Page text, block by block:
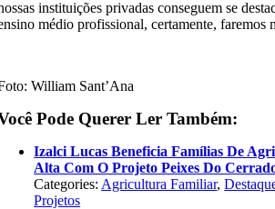
instituições privadas conseguem se
médio profissional, certamente, faremos
William Sant’Ana
Pode Querer Ler Também:
Izalci Lucas Beneficia Famílias De
Alta Com O Projeto Peixes Do
Categories: Agricultura Familiar,
Projetos